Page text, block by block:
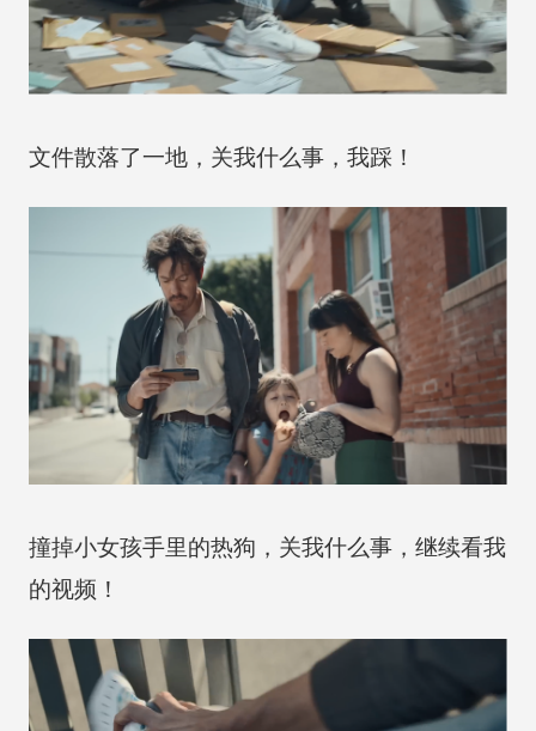
文件散落了一地，关我什么事，我踩！
撞掉小女孩手里的热狗，关我什么事，继续看我
的视频！